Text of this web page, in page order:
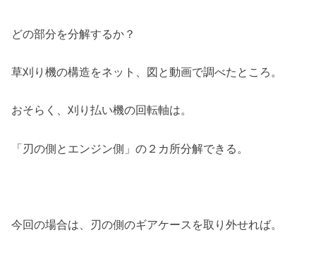
どの部分を分解するか？
草刈り機の構造をネット、図と動画で調べたところ。
おそらく、刈り払い機の回転軸は。
「刃の側とエンジン側」の２カ所分解できる。
今回の場合は、刃の側のギアケースを取り外せれば。